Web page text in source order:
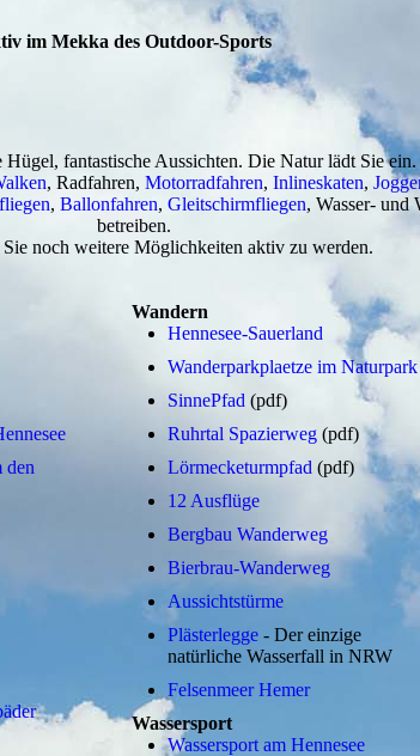
im Mekka des Outdoor-Sports
fantastische Aussichten. Die Natur lädt Sie
, Radfahren, Motorradfahren, Inlineskaten,
, Ballonfahren, Gleitschirmfliegen, Wasser- und
betreiben.
noch weitere Möglichkeiten aktiv zu werden.
den
Wandern
Hennesee-Sauerland
Wanderparkplaetze im Naturpark
SinnePfad (pdf)
Ruhrtal Spazierweg (pdf)
Lörmecketurmpfad (pdf)
12 Ausflüge
Bergbau Wanderweg
Bierbrau-Wanderweg
Aussichtstürme
Plästerlegge - Der einzige
natürliche Wasserfall in NRW
Felsenmeer Hemer
Wassersport
Wassersport am Hennesee